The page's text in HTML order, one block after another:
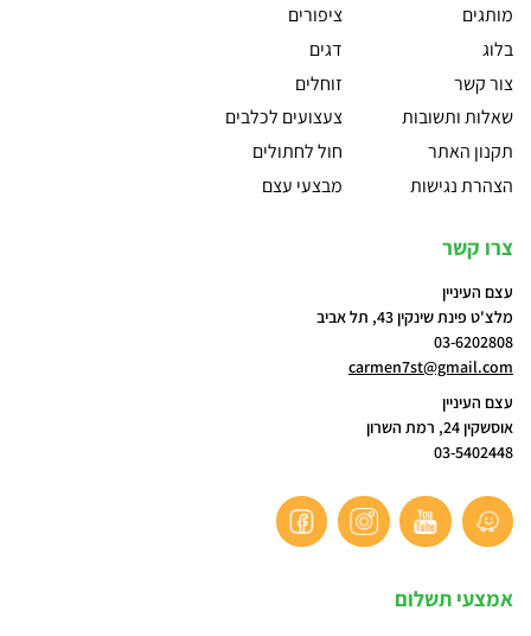
מותגים
בלוג
צור קשר
שאלות ותשובות
תקנון האתר
הצהרת נגישות
ציפורים
דגים
זוחלים
צעצועים לכלבים
חול לחתולים
מבצעי עצם
צרו קשר
עצם העיניין
מלצ'ט פינת שינקין 43, תל אביב
03-6202808
carmen7st@gmail.com
עצם העיניין
אוסשקין 24, רמת השרון
03-5402448
אמצעי תשלום